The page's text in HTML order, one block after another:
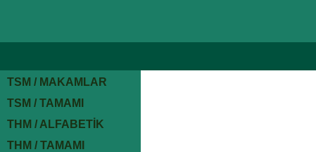
TSM / MAKAMLAR
TSM / TAMAMI
THM / ALFABETİK
THM / TAMAMI